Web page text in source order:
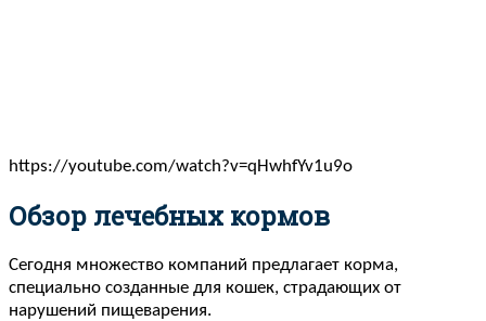
https://youtube.com/watch?v=qHwhfYv1u9o
Обзор лечебных кормов
Сегодня множество компаний предлагает корма,
специально созданные для кошек, страдающих от
нарушений пищеварения.